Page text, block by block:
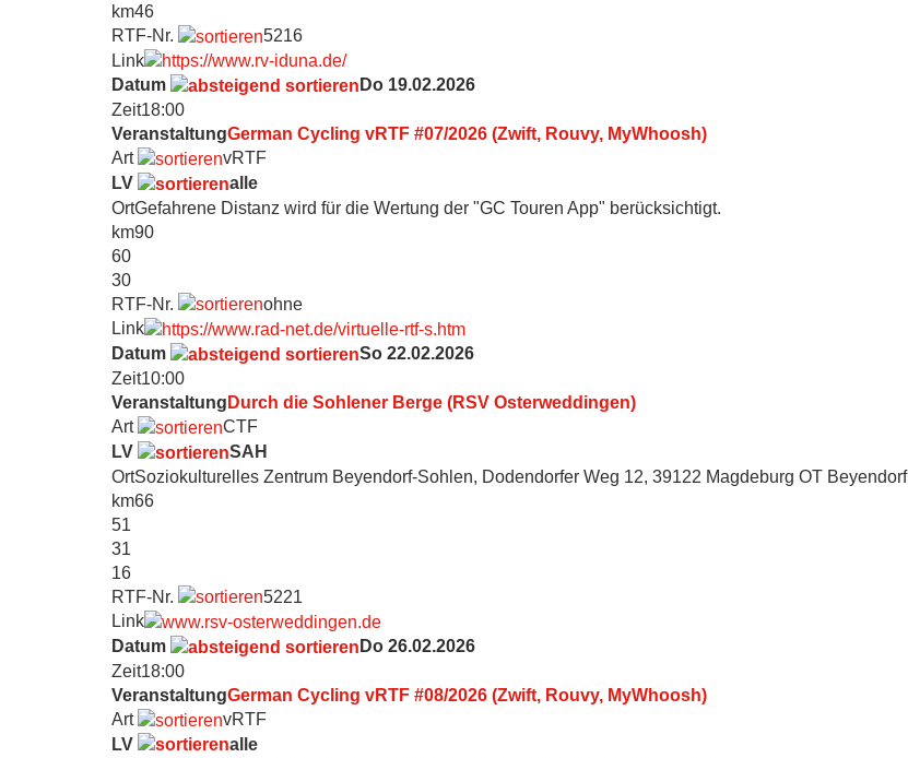
km46
RTF-Nr.
5216
Link
Datum
Do 19.02.2026
Zeit18:00
VeranstaltungGerman Cycling vRTF #07/2026 (Zwift, Rouvy, MyWhoosh)
Art
vRTF
LV
alle
OrtGefahrene Distanz wird für die Wertung der "GC Touren App" berücksichtigt.
km90
60
30
RTF-Nr.
ohne
Link
Datum
So 22.02.2026
Zeit10:00
Veranstaltung Durch die Sohlener Berge (RSV Osterweddingen)
Art
CTF
LV
SAH
OrtSoziokulturelles Zentrum Beyendorf-Sohlen, Dodendorfer Weg 12, 39122 Magdeburg OT Beyendorf
km66
51
31
16
RTF-Nr.
5221
Link
Datum
Do 26.02.2026
Zeit18:00
VeranstaltungGerman Cycling vRTF #08/2026 (Zwift, Rouvy, MyWhoosh)
Art
vRTF
LV
alle